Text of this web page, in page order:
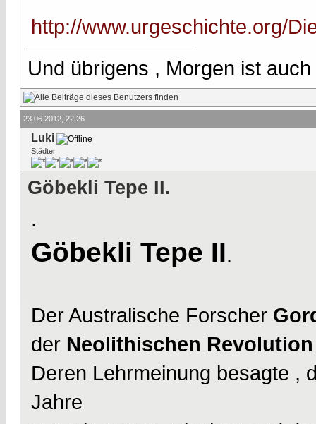
http://www.urgeschichte.org/
Und übrigens , Morgen ist
23.06.2012, 22:26
Luki
Städter
Göbekli Tepe II.
.
Göbekli Tepe II.
Der Australische Forscher
der Neolithischen
Deren Lehrmeinung besagte ,
Jahre